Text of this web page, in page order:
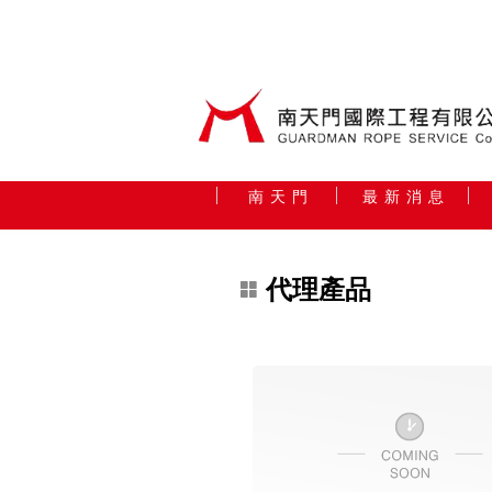
南 天 門 最 新 消 息
代理產品